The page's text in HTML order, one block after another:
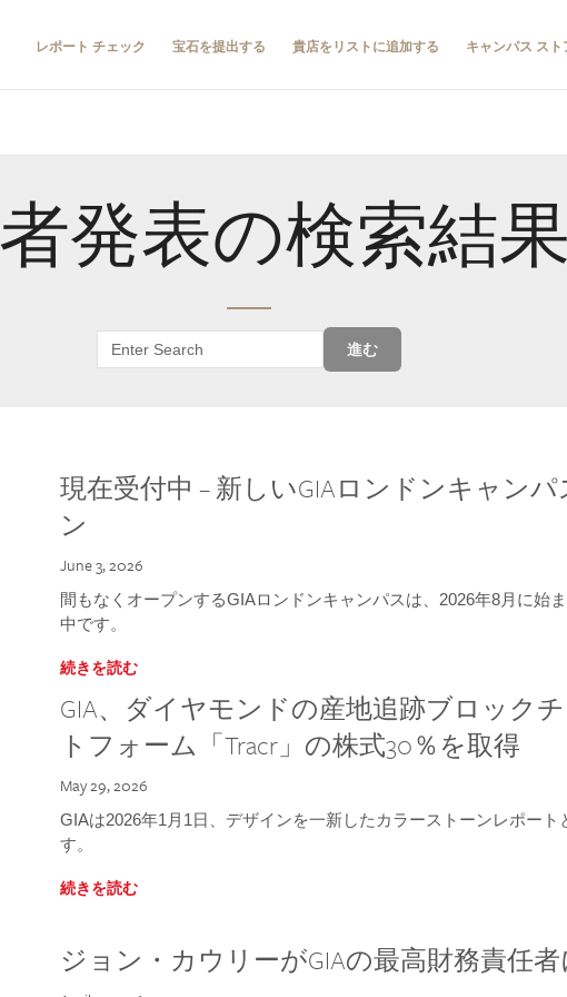
レポート チェック 宝石を提出する 貴店をリストに追加する キャンパス スト
発表の検索結果
進む
現在受付中 – 新しいGIAロンドンキャン
ン
June 3, 2026
間もなくオープンするGIAロンドンキャンパスは、2026年8月に始
中です。
続きを読む
GIA、ダイヤモンドの産地追跡ブロック
トフォーム「Tracr」の株式30％を取得
May 29, 2026
GIAは2026年1月1日、デザインを一新したカラーストーンレポート
す。
続きを読む
ジョン・カウリーがGIAの最高財務責任